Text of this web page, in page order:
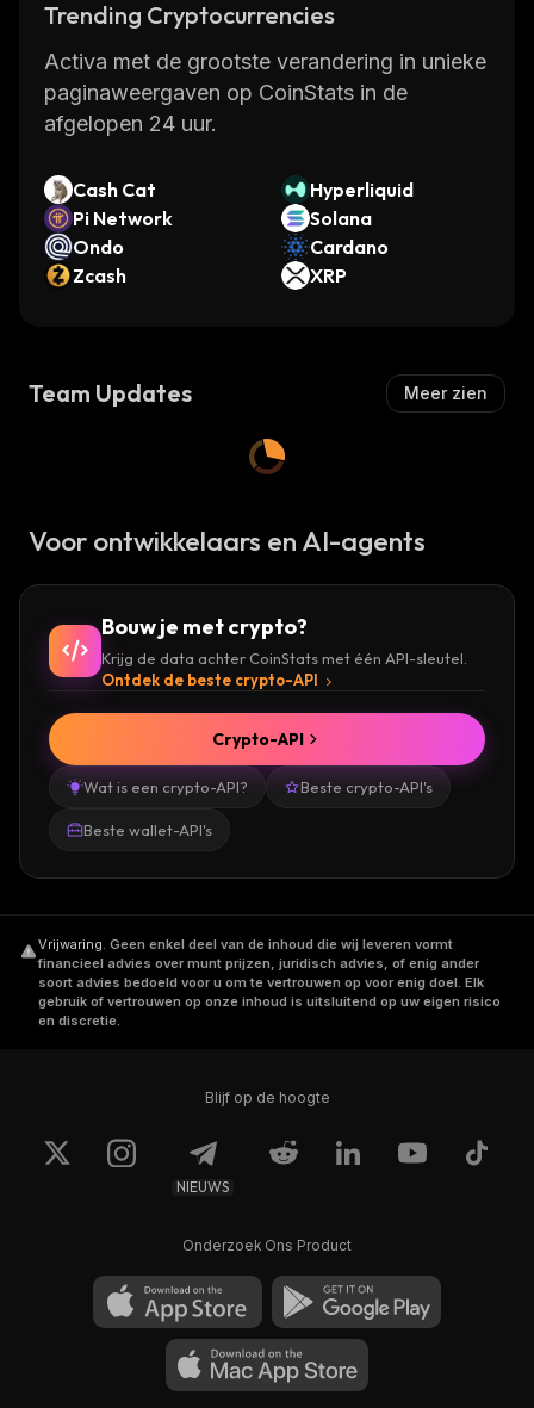
Trending Cryptocurrencies
Activa met de grootste verandering in unieke
paginaweergaven op CoinStats in de
afgelopen 24 uur.
Cash Cat
Hyperliquid
Pi Network
Solana
Ondo
Cardano
Zcash
XRP
Team Updates Meer zien
Voor ontwikkelaars en AI-agents
Bouw je met crypto?
Krijg de data achter CoinStats met één API-sleutel.
Ontdek de beste crypto-API
Wat is een crypto-API? Beste crypto-API's
Beste wallet-API's
Crypto-API
Vrijwaring. Geen enkel deel van de inhoud die wij leveren vormt
financieel advies over munt prijzen, juridisch advies, of enig ander
soort advies bedoeld voor u om te vertrouwen op voor enig doel. Elk
gebruik of vertrouwen op onze inhoud is uitsluitend op uw eigen risico
en discretie.
Blijf op de hoogte
NIEUWS
Onderzoek Ons Product